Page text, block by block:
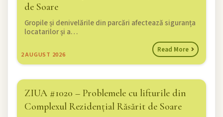
de Soare
2 AUGUST 2026
Gropile și denivelările din parcări afectează siguranța
locatarilor și a…
Read More
ZIUA #1020 – Problemele cu lifturile din
Complexul Rezidențial Răsărit de Soare